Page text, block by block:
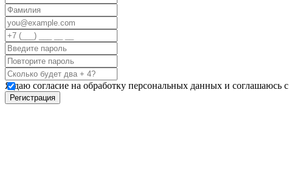
Я даю согласие на обработку персональных данных и соглашаюсь с
Регистрация